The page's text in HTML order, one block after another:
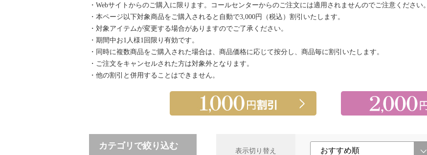
・Webサイトからのご購入に限ります。コールセンターからのご注文には適用されませんのでご注意ください。
・本ページ以下対象商品をご購入されると自動で3,000円（税込）割引いたします。
・対象アイテムが変更する場合がありますのでご了承ください。
・期間中お1人様1回限り有効です。
・同時に複数商品をご購入された場合は、商品価格に応じて按分し、商品毎に割引いたします。
・ご注文をキャンセルされた方は対象外となります。
・他の割引と併用することはできません。
表示切り替え
カテゴリで絞り込む